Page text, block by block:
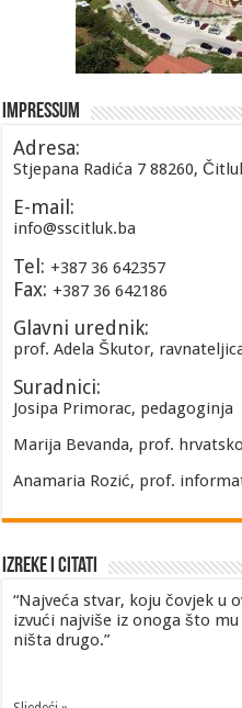
Impressum
Adresa:
Stjepana Radića 7 88260,
E-mail:
info@sscitluk.ba
Tel: +387 36 642357
Fax: +387 36 642186
Glavni urednik:
prof. Adela Škutor,
Suradnici:
Josipa Primorac, pedagoginja
Marija Bevanda, prof.
Anamaria Rozić, prof.
Izreke i Citati
“Najveća stvar, koju čovjek u
izvući najviše iz onoga što
ništa drugo.”